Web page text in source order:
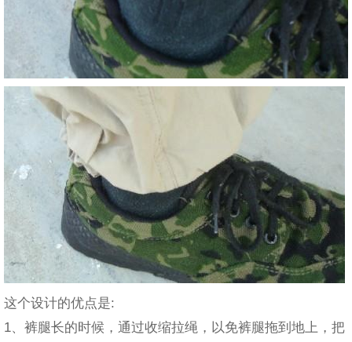
这个设计的优点是:
1、裤腿长的时候，通过收缩拉绳，以免裤腿拖到地上，把